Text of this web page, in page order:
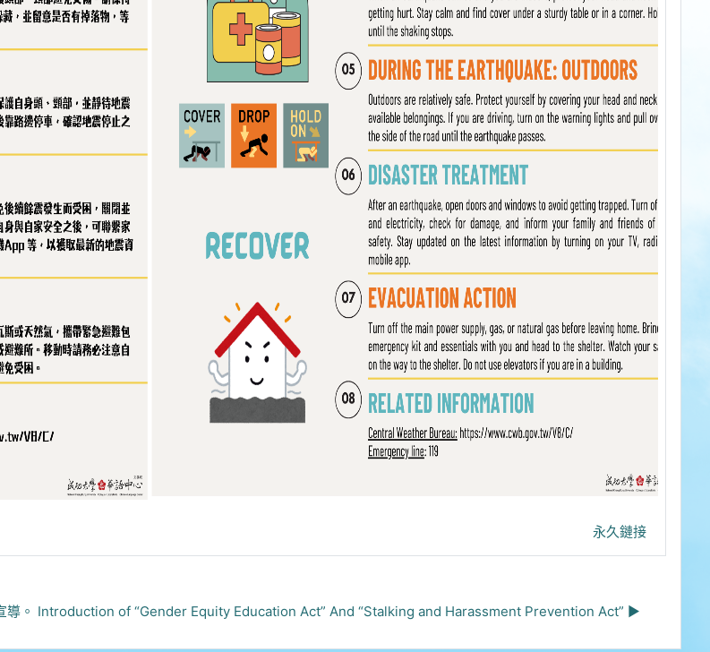
永久鏈接
導。 Introduction of “Gender Equity Education Act” And “Stalking and Harassment Prevention Act” ▶︎